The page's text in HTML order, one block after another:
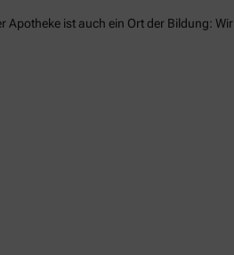
Apotheke ist auch ein Ort der Bildung: Wir